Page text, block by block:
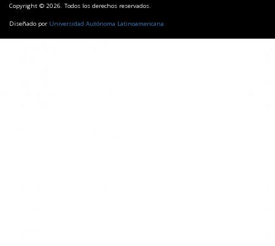
Copyright © 2026. Todos los derechos reservados.
Diseñado por Universidad Autónoma Latinoamericana